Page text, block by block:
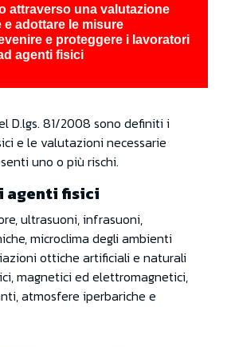
attraverso una valutazione
adottare le misure
e proteggere i lavoratori
agenti fisici
D.lgs. 81/2008 sono definiti i
e le valutazioni necessarie
uno o più rischi.
agenti fisici
ultrasuoni, infrasuoni,
microclima degli ambienti
ottiche artificiali e naturali
magnetici ed elettromagnetici,
atmosfere iperbariche e